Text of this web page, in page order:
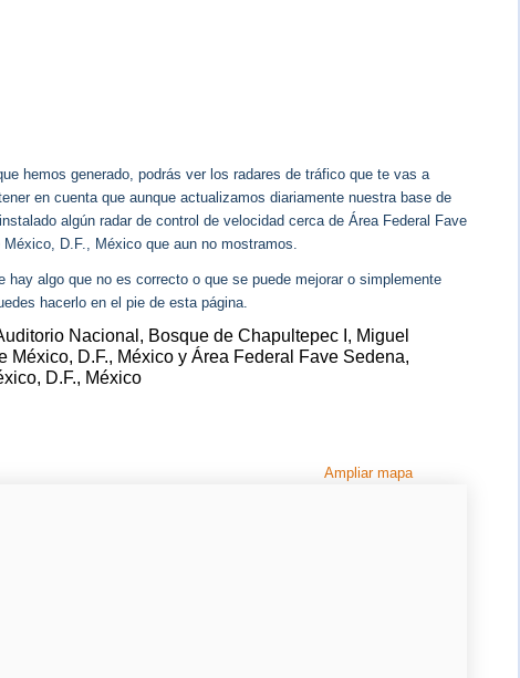
hemos generado, podrás ver los radares de tráfico que te vas a
en cuenta que aunque actualizamos diariamente nuestra base de
algún radar de control de velocidad cerca de Área Federal Fave
D.F., México que aun no mostramos.
hay algo que no es correcto o que se puede mejorar o simplemente
hacerlo en el pie de esta página.
Nacional, Bosque de Chapultepec I, Miguel
México, D.F., México y Área Federal Fave Sedena,
D.F., México
Ampliar mapa